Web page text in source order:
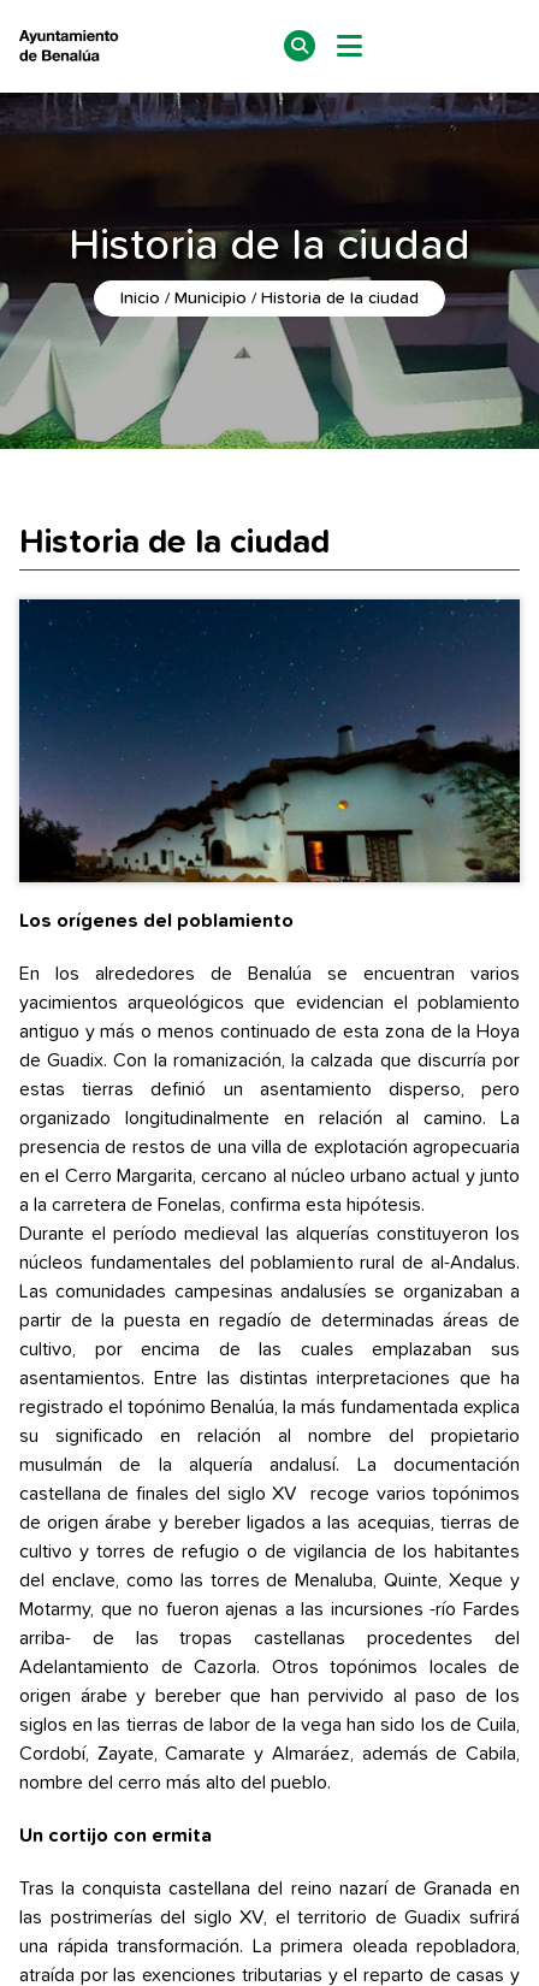
Historia de la ciudad
Inicio Municipio Historia de la ciudad
Historia de la ciudad
Los orígenes del poblamiento
En los alrededores de Benalúa se encuentran varios
yacimientos arqueológicos que evidencian el poblamiento
antiguo y más o menos continuado de esta zona de la Hoya
de Guadix. Con la romanización, la calzada que discurría por
estas tierras definió un asentamiento disperso, pero
organizado longitudinalmente en relación al camino. La
presencia de restos de una villa de explotación agropecuaria
en el Cerro Margarita, cercano al núcleo urbano actual y junto
a la carretera de Fonelas, confirma esta hipótesis.
Durante el período medieval las alquerías constituyeron los
núcleos fundamentales del poblamiento rural de al-Andalus.
Las comunidades campesinas andalusíes se organizaban a
partir de la puesta en regadío de determinadas áreas de
cultivo, por encima de las cuales emplazaban sus
asentamientos. Entre las distintas interpretaciones que ha
registrado el topónimo Benalúa, la más fundamentada explica
su significado en relación al nombre del propietario
musulmán de la alquería andalusí. La documentación
castellana de finales del siglo XV recoge varios topónimos
de origen árabe y bereber ligados a las acequias, tierras de
cultivo y torres de refugio o de vigilancia de los habitantes
del enclave, como las torres de Menaluba, Quinte, Xeque y
Motarmy, que no fueron ajenas a las incursiones -río Fardes
arriba- de las tropas castellanas procedentes del
Adelantamiento de Cazorla. Otros topónimos locales de
origen árabe y bereber que han pervivido al paso de los
siglos en las tierras de labor de la vega han sido los de Cuila,
Cordobí, Zayate, Camarate y Almaráez, además de Cabila,
nombre del cerro más alto del pueblo.
Un cortijo con ermita
Tras la conquista castellana del reino nazarí de Granada en
las postrimerías del siglo XV, el territorio de Guadix sufrirá
una rápida transformación. La primera oleada repobladora,
atraída por las exenciones tributarias y el reparto de casas y